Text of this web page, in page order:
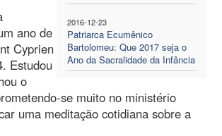
2016-12-23
Patriarca Ecumênico
Bartolomeu: Que 2017 seja o
Ano da Sacralidade da Infância
ano de
Cyprien
Estudou
o
se muito no ministério
uma meditação cotidiana sobre a